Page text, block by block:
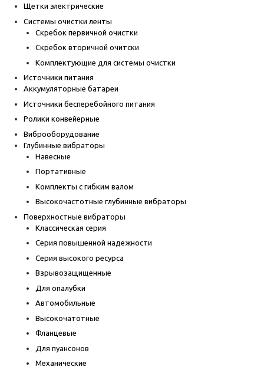
Щетки электрические
Системы очистки ленты
Скребок первичной очистки
Скребок вторичной очитски
Комплектующие для системы очистки
Источники питания
Аккумуляторные батареи
Источники бесперебойного питания
Ролики конвейерные
Виброоборудование
Глубинные вибраторы
Навесные
Портативные
Комплекты с гибким валом
Высокочастотные глубинные вибраторы
Поверхностные вибраторы
Классическая серия
Серия повышенной надежности
Серия высокого ресурса
Взрывозащищенные
Для опалубки
Автомобильные
Высокочатотные
Фланцевые
Для пуансонов
Механические